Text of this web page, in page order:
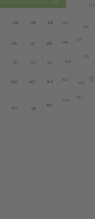
111
110
109
108
112
515
514
513
115
113
611
610
710
711
612
613
707 708 709
609
608
511 512
207 208 209
206